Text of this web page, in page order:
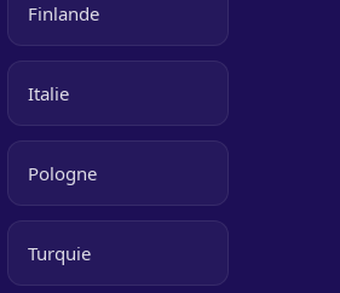
Finlande
Italie
Pologne
Turquie